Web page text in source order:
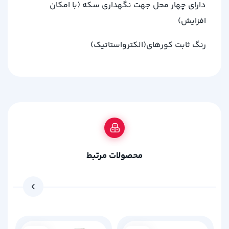
دارای چهار محل جهت نگهداری سکه (با امکان
افزایش)
رنگ ثابت کورهای(الکترواستاتیک)
محصولات مرتبط